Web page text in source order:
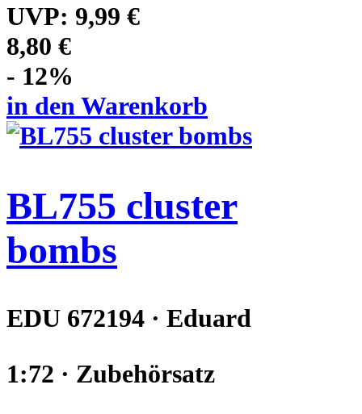
UVP: 9,99 €
8,80 €
- 12%
in den Warenkorb
BL755 cluster
bombs
EDU 672194 · Eduard
1:72 · Zubehörsatz